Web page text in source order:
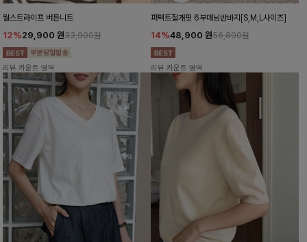
월스트라이프 버튼니트
12%29,900 원33,900원
리뷰 카운트 영역
퍼펙트절개핏 6부데님반바지[S,M,L사이즈]
14%48,900 원56,800원
리뷰 카운트 영역